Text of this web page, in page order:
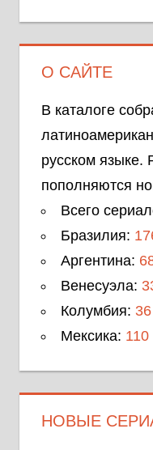
О САЙТЕ
В каталоге
русском языке.
пополняются
Всего
Бразилия:
Аргентина:
Венесуэла:
Колумбия: 36
Мексика: 110
НОВЫЕ